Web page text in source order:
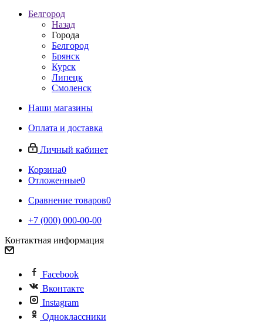
Белгород
Назад
Города
Белгород
Брянск
Курск
Липецк
Смоленск
Наши магазины
Оплата и доставка
Личный кабинет
Корзина0
Отложенные0
Сравнение товаров0
+7 (000) 000-00-00
Контактная информация
Facebook
Вконтакте
Instagram
Одноклассники